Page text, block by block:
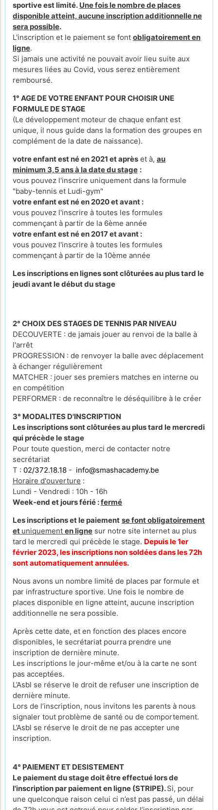
sportive est limité. Une fois le nombre de places
disponible atteint, aucune inscription additionnelle ne
sera possible.
L'inscription et le paiement se font obligatoirement en
ligne.
Si jamais une activité ne pouvait avoir lieu suite aux
mesures liées au Covid, vous serez entièrement
remboursé.
1° AGE DE VOTRE ENFANT POUR CHOISIR UNE
FORMULE DE STAGE
(Le développement moteur de chaque enfant est
unique, il nous guide dans la formation des groupes en
complément de la date de naissance).
votre enfant est né en 2021 et après et à, au
minimum 3,5 ans à la date du stage :
vous pouvez l'inscrire uniquement dans la formule
"baby-tennis et Ludi-gym"
votre enfant est né en 2020 et avant :
vous pouvez l'inscrire à toutes les formules
commençant à partir de la 6ème année
votre enfant est né en 2017 et avant :
vous pouvez l'inscrire à toutes les formules
commençant à partir de la 10ème année
Les inscriptions en lignes sont clôturées au plus tard le
jeudi avant le début du stage
2° CHOIX DES STAGES DE TENNIS PAR NIVEAU
DECOUVERTE : de jamais jouer au renvoi de la balle à
l'arrêt
PROGRESSION : de renvoyer la balle avec déplacement
à échanger régulièrement
MATCHER : jouer ses premiers matches en interne ou
en compétition
PERFORMER : de reconnaître le déséquilibre à le créer
3° MODALITES D'INSCRIPTION
Les inscriptions sont clôturées au plus tard le mercredi
qui précède le stage
Pour toute question, merci de contacter notre
secrétariat
T : 02/372.18.18 - info@smashacademy.be
Horaire d'ouverture :
Lundi - Vendredi : 10h - 16h
Week-end et jours férié :fermé
Les inscriptions et le paiement se font obligatoirement
et uniquement en ligne sur notre site internet au plus
tard le mercredi qui précède le stage. Depuis le 1er
février 2023, les inscriptions non soldées dans les 72h
sont automatiquement annulées.
Nous avons un nombre limité de places par formule et
par infrastructure sportive. Une fois le nombre de
places disponible en ligne atteint, aucune inscription
additionnelle ne sera possible.
Après cette date, et en fonction des places encore
disponibles, le secrétariat pourra prendre une
inscription de dernière minute.
Les inscriptions le jour-même et/ou à la carte ne sont
pas acceptées.
L’Asbl se réserve le droit de refuser une inscription de
dernière minute.
Lors de l’inscription, nous invitons les parents à nous
signaler tout problème de santé ou de comportement.
L’Asbl se réserve le droit de ne pas accepter une
inscription.
4° PAIEMENT ET DESISTEMENT
Le paiement du stage doit être effectué lors de
l'inscription par paiement en ligne (STRIPE).Si, pour
une quelconque raison celui ci n’est pas passé, un délai